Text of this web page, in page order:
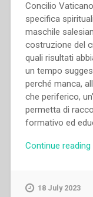
Concilio
specifica
maschile
costruzione del
quali risultati
un tempo
perché manca,
che periferico,
permetta di
formativo ed
Continue reading
18 July 2023